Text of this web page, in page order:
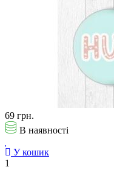
69 грн.
В наявності
У кошик
1